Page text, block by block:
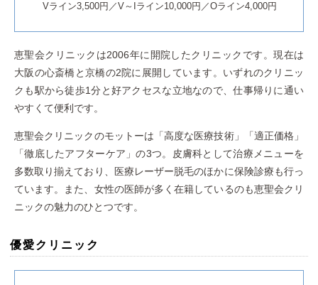
Vライン3,500円／V～Iライン10,000円／Oライン4,000円
恵聖会クリニックは2006年に開院したクリニックです。現在は
大阪の心斎橋と京橋の2院に展開しています。いずれのクリニッ
クも駅から徒歩1分と好アクセスな立地なので、仕事帰りに通い
やすくて便利です。
恵聖会クリニックのモットーは「高度な医療技術」「適正価格」
「徹底したアフターケア」の3つ。皮膚科として治療メニューを
多数取り揃えており、医療レーザー脱毛のほかに保険診療も行っ
ています。また、女性の医師が多く在籍しているのも恵聖会クリ
ニックの魅力のひとつです。
優愛クリニック